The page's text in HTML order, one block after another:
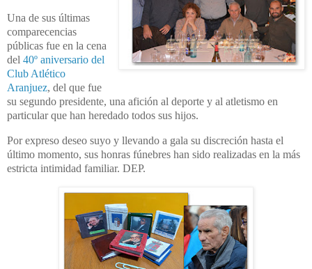
Una de sus últimas
comparecencias
públicas fue en la cena
del 40º aniversario del
Club Atlético
Aranjuez, del que fue
su segundo presidente, una afición al deporte y al atletismo en
particular que han heredado todos sus hijos.
Por expreso deseo suyo y llevando a gala su discreción hasta el
último momento, sus honras fúnebres han sido realizadas en la más
estricta intimidad familiar. DEP.